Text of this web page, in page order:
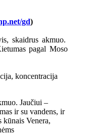
gd)
skaidrus akmuo.
pagal Moso
koncentracija
Jaučiui –
ir su vandens, ir
Venera,